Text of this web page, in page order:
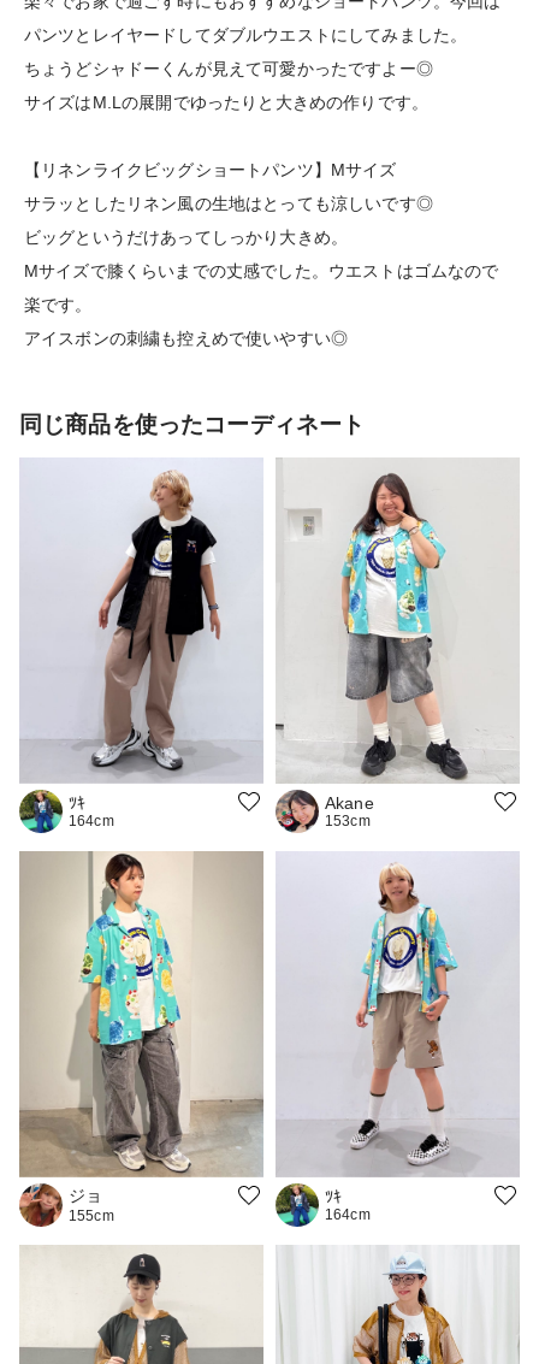
パンツとレイヤードしてダブルウエストにしてみました。
ちょうどシャドーくんが見えて可愛かったですよー◎
サイズはM.Lの展開でゆったりと大きめの作りです。
【リネンライクビッグショートパンツ】Mサイズ
サラッとしたリネン風の生地はとっても涼しいです◎
ビッグというだけあってしっかり大きめ。
Mサイズで膝くらいまでの丈感でした。ウエストはゴムなので
楽です。
アイスボンの刺繍も控えめで使いやすい◎
同じ商品を使ったコーディネート
ﾂｷ
164cm
Akane
153cm
ジョ
155cm
ﾂｷ
164cm